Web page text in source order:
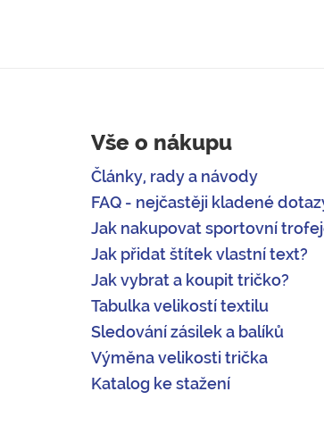
Vše o nákupu
Články, rady a návody
FAQ - nejčastěji kladené
Jak nakupovat sportovní
Jak přidat štítek vlastní text?
Jak vybrat a koupit tričko?
Tabulka velikostí textilu
Sledování zásilek a balíků
Výměna velikosti trička
Katalog ke stažení